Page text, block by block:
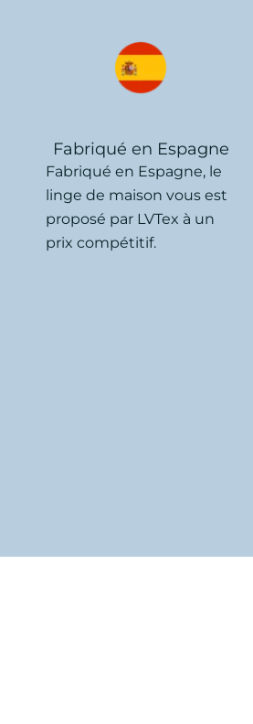
Fabriqué en Espagne
Fabriqué en Espagne, le
linge de maison vous est
proposé par LVTex à un
prix compétitif.